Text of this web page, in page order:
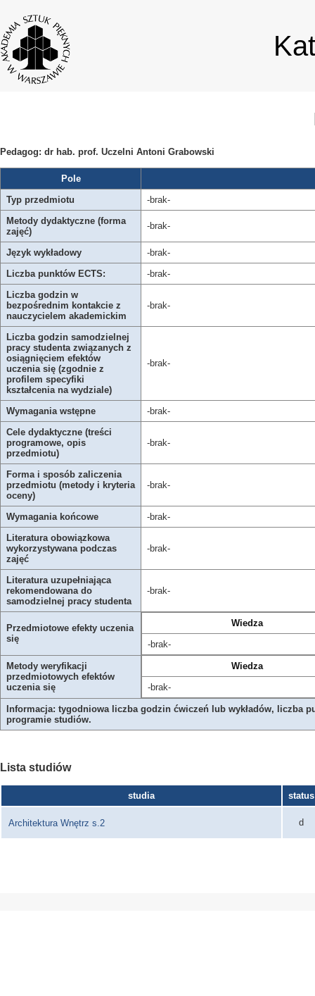
Pedagog: dr hab. prof. Uczelni Antoni Grabowski
Pole
Typ przedmiotu
-brak-
Metody dydaktyczne (forma
zajęć)
-brak-
Język wykładowy
-brak-
Liczba punktów ECTS:
-brak-
Liczba godzin w
bezpośrednim kontakcie z
nauczycielem akademickim
-brak-
Liczba godzin samodzielnej
pracy studenta związanych z
osiągnięciem efektów
uczenia się (zgodnie z
profilem specyfiki
kształcenia na wydziale)
-brak-
Wymagania wstępne
-brak-
Cele dydaktyczne (treści
programowe, opis
przedmiotu)
-brak-
Forma i sposób zaliczenia
przedmiotu (metody i kryteria
oceny)
-brak-
Wymagania końcowe
-brak-
Literatura obowiązkowa
wykorzystywana podczas
zajęć
-brak-
Literatura uzupełniająca
rekomendowana do
samodzielnej pracy studenta
-brak-
Przedmiotowe efekty uczenia
się
Wiedza
-brak-
Metody weryfikacji
przedmiotowych efektów
uczenia się
Wiedza
-brak-
Informacja: tygodniowa liczba godzin ćwiczeń lub wykładów, liczba
programie studiów.
Lista studiów
studia status
Architektura Wnętrz s.2 d